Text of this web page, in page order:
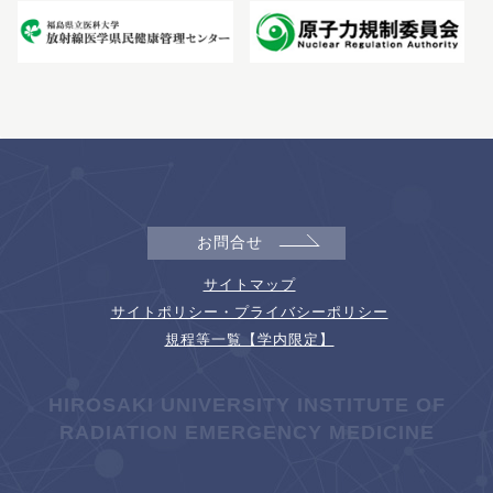
お問合せ
サイトマップ
サイトポリシー・プライバシーポリシー
規程等一覧【学内限定】
HIROSAKI UNIVERSITY INSTITUTE OF
RADIATION EMERGENCY MEDICINE